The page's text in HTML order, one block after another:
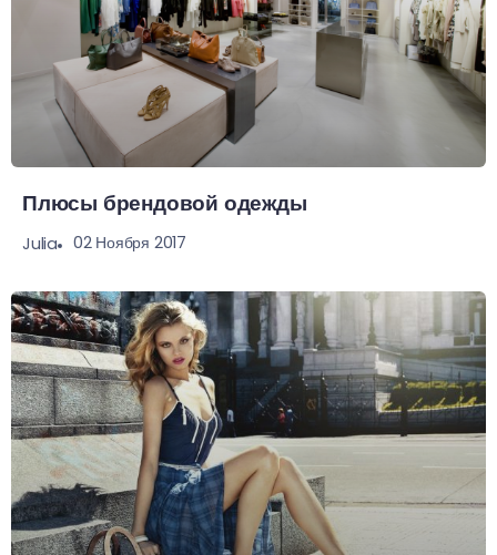
Плюсы брендовой одежды
Julia 02 Ноября 2017